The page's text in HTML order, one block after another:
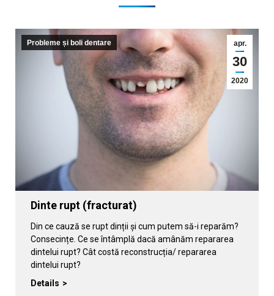
Probleme și boli dentare apr.
30
2020
Dinte rupt (fracturat)
Din ce cauză se rupt dinții și cum putem să-i reparăm?
Consecințe. Ce se întâmplă dacă amânăm repararea
dintelui rupt? Cât costă reconstrucția/ repararea
dintelui rupt?
Details